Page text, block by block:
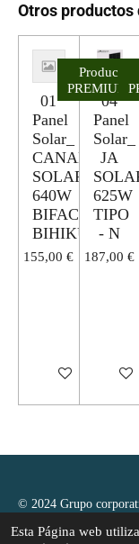
Esta Página web
Otros
01
Panel
Solar_
CANADIAN
SOLAR
640W
BIFACIAL
BIHIKU7
155,00 €
Añadir al carrito
Producto
PREMIUM
04
Panel
Solar_
JA
SOLAR
625W
TIPO
- N
187,00 €
Ver
© 2024 Grupo
reservados